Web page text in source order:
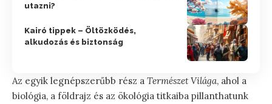
utazni?
Kairó tippek – Öltözködés,
alkudozás és biztonság
Az egyik legnépszerűbb rész a Természet Világa, ahol a
biológia, a földrajz és az ökológia titkaiba pillanthatunk